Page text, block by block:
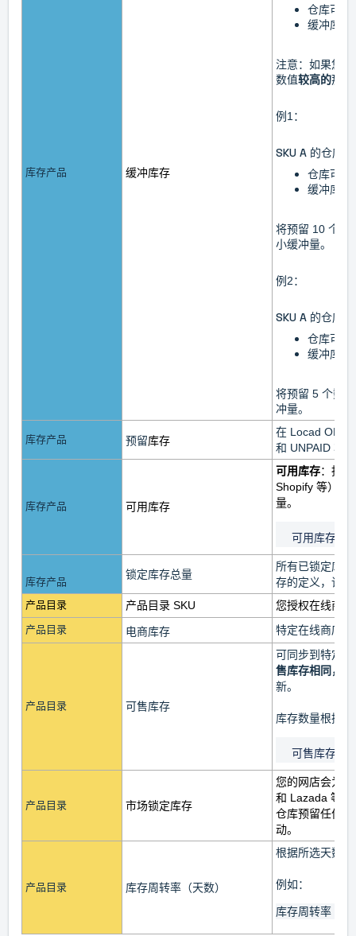
库存产品 缓冲库存
仓库可
缓冲库存
注意：如果您
数值较高的那个
例1：
SKU A 的仓库
仓库可用
缓冲库存
将预留 10 个数
小缓冲量。
例2：
SKU A 的仓库
仓库可用
缓冲库存
将预留 5 个数
冲量。
库存产品 预留库存
在 Locad OMS
和 UNPAID 状
库存产品 可用库存
可用库存：指
Shopify 等）中
量。
可用库存 =
库存产品
锁定库存总量
所有已锁定库
存的定义，请参
产品目录 产品目录 SKU 您授权在线商
产品目录 电商库存 特定在线商店
产品目录 可售库存
可同步到特定
售库存相同，
新。
库存数量根据
可售库存 =
产品目录 市场锁定库存
您的网店会为
和 Lazada 等电
仓库预留任何
动。
产品目录 库存周转率（天数）
根据所选天数
例如：
库存周转率（